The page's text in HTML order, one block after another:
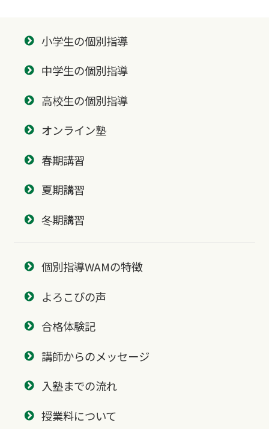
小学生の個別指導
中学生の個別指導
高校生の個別指導
オンライン塾
春期講習
夏期講習
冬期講習
個別指導WAMの特徴
よろこびの声
合格体験記
講師からのメッセージ
入塾までの流れ
授業料について